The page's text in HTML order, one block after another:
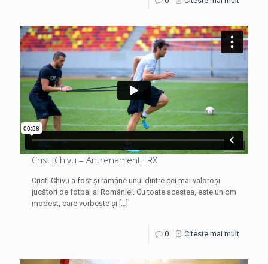
Cristi Chivu – Antrenament TRX
Cristi Chivu a fost și rămâne unul dintre cei mai valoroși
jucători de fotbal ai României. Cu toate acestea, este un om
modest, care vorbește și
0 Citeste mai mult